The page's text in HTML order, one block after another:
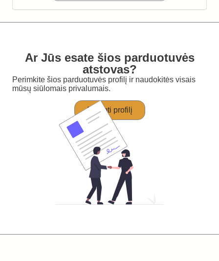
Ar Jūs esate šios parduotuvės
atstovas?
Perimkite šios parduotuvės profilį ir naudokitės visais
mūsų siūlomais privalumais.
Perimti profilį